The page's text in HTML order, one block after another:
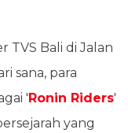
TVS Bali di Jalan
sana, para
' Ronin Riders'
yang